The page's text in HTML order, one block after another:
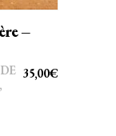
–
35,00€